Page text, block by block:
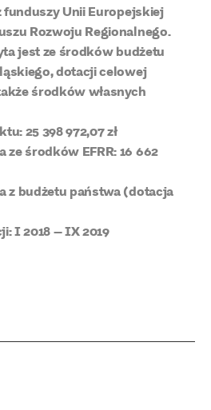
Unii Europejskiej
Rozwoju Regionalnego.
jest ze środków budżetu
dotacji celowej
środków własnych
25 398 972,07 zł
środków EFRR: 16 662
z budżetu państwa (dotacja
I 2018 – IX 2019